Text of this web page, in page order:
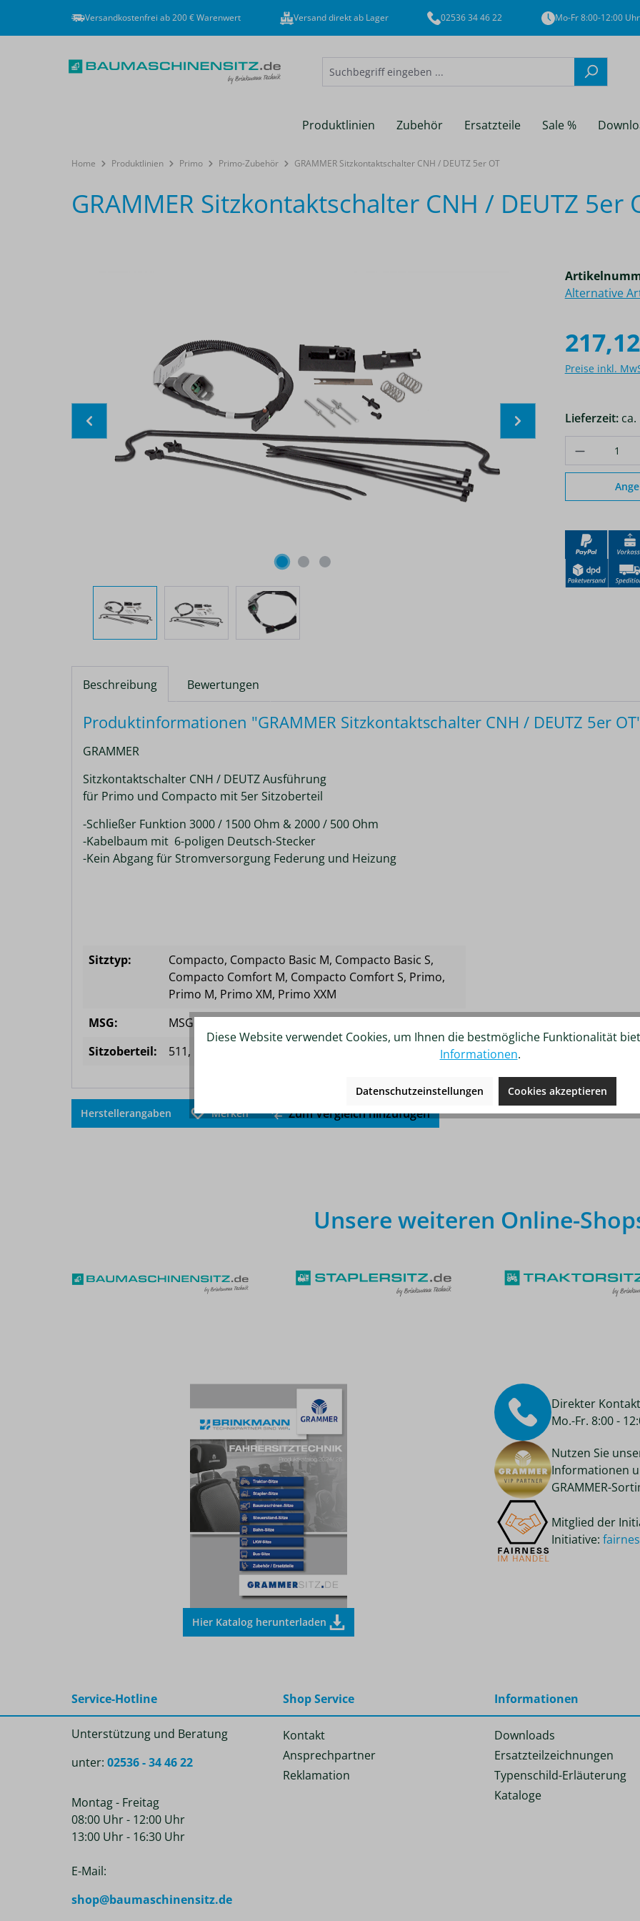
Versandkostenfrei ab 200 € Warenwert Versand direkt ab Lager 02536 34 46 22 Mo-Fr 8:00-12:00
Produktlinien Zubehör Ersatzteile Sale %
Home Produktlinien Primo Primo-Zubehör GRAMMER Sitzkontaktschalter CNH / DEUTZ 5er OT
GRAMMER Sitzkontaktschalter CNH / DEUTZ 5er
Preise inkl.
Lieferzeit:ca.
Alternative
Beschreibung Bewertungen
Produktinformationen "GRAMMER Sitzkontaktschalter CNH / DEUTZ 5er
GRAMMER
Sitzkontaktschalter CNH / DEUTZ Ausführung
für Primo und Compacto mit 5er Sitzoberteil
-Schließer Funktion 3000 / 1500 Ohm & 2000 / 500 Ohm
-Kabelbaum mit 6-poligen Deutsch-Stecker
-Kein Abgang für Stromversorgung Federung und Heizung
Sitztyp: Compacto, Compacto Basic M, Compacto Basic S,
Compacto Comfort M, Compacto Comfort S, Primo,
Primo M, Primo XM, Primo XXM
MSG:
MSG 65
Sitzoberteil:
511, 521
Herstellerangaben Merken Zum Vergleich hinzufügen
Unsere weiteren Online-
Hier Katalog herunterladen
Direkter
Mo.-Fr. 8:00 -
Nutzen Sie
Informationen
GRAMMER-
Mitglied der
Initiative:
Service-Hotline
Unterstützung und Beratung
unter: 02536 - 34 46 22
Montag - Freitag
08:00 Uhr - 12:00 Uhr
13:00 Uhr - 16:30 Uhr
E-Mail:
shop@baumaschinensitz.de
Shop Service
Kontakt
Ansprechpartner
Reklamation
Informationen
Downloads
Ersatzteilzeichnungen
Typenschild-Erläuterung
Kataloge
Diese Website verwendet Cookies, um Ihnen die bestmögliche Funktionalität
Informationen.
Datenschutzeinstellungen Cookies akzeptieren